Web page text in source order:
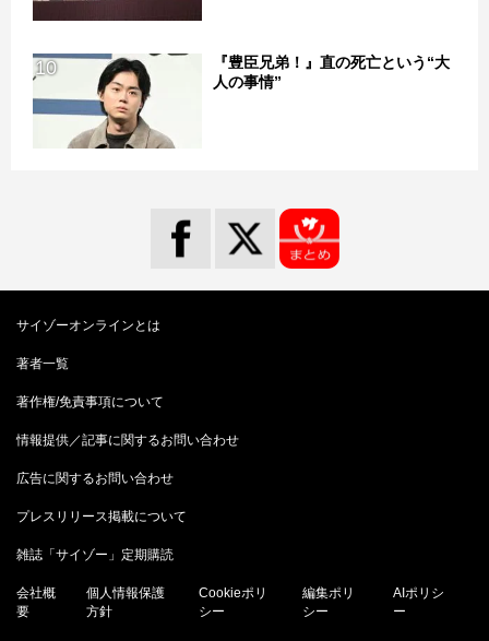
10
『豊臣兄弟！』直の死亡という“大
人の事情”
サイゾーオンラインとは
著者一覧
著作権/免責事項について
情報提供／記事に関するお問い合わせ
広告に関するお問い合わせ
プレスリリース掲載について
雑誌「サイゾー」定期購読
会社概
要
個人情報保護
方針
Cookieポリ
シー
編集ポリ
シー
AIポリシ
ー